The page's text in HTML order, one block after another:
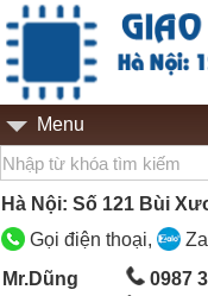
Menu
Hà Nội: Số 121 Bùi
Gọi điện thoại,
Mr.Dũng
0987